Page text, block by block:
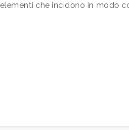
che incidono in modo